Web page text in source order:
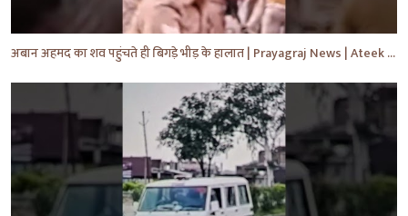
अबान अहमद का शव पहुंचते ही बिगड़े भीड़ के हालात | Prayagraj News | Ateek Ahmad | #shorts #yt #news